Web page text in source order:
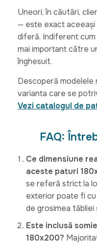
Uneori, în căutări,
— este exact aceeași
diferă. Indiferent
mai important către
înghesuit.
Descoperă modelele
varianta care se
Vezi catalogul de
FAQ:
Ce dimensiune
aceste paturi
se referă strict la
exterior poate fi cu
de grosimea
Este inclusă
180x200?